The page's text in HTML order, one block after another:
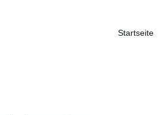
Startseite